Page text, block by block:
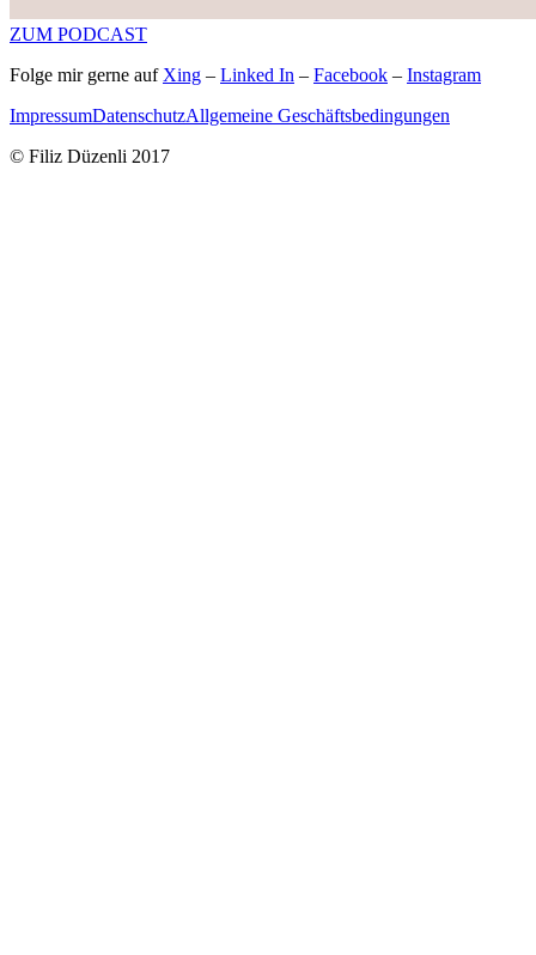
ZUM PODCAST
Folge mir gerne auf Xing – Linked In – Facebook – Instagram
ImpressumDatenschutzAllgemeine Geschäftsbedingungen
© Filiz Düzenli 2017